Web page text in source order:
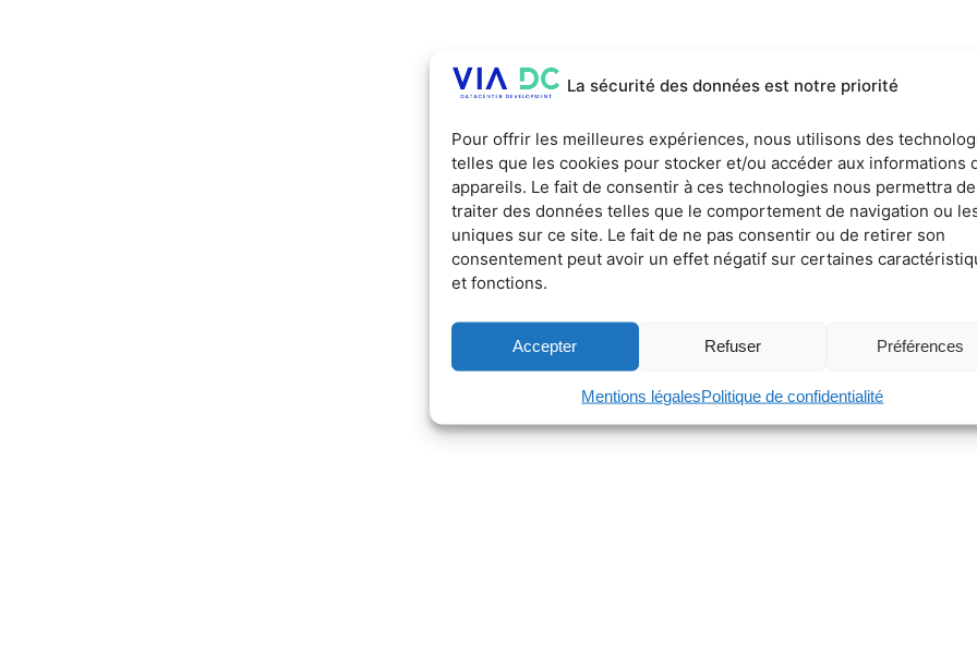
La sécurité des données est notre priorité
Pour offrir les meilleures expériences, nous utilisons des
telles que les cookies pour stocker et/ou accéder aux informations
appareils. Le fait de consentir à ces technologies nous permettra de
traiter des données telles que le comportement de navigation ou
uniques sur ce site. Le fait de ne pas consentir ou de retirer son
consentement peut avoir un effet négatif sur certaines
et fonctions.
Accepter Refuser Préférences
Mentions légalesPolitique de confidentialité